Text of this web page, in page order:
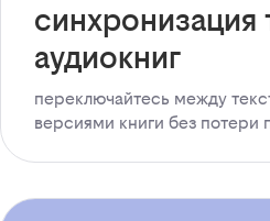
синхронизация
аудиокниг
переключайтесь между
версиями книги без потери